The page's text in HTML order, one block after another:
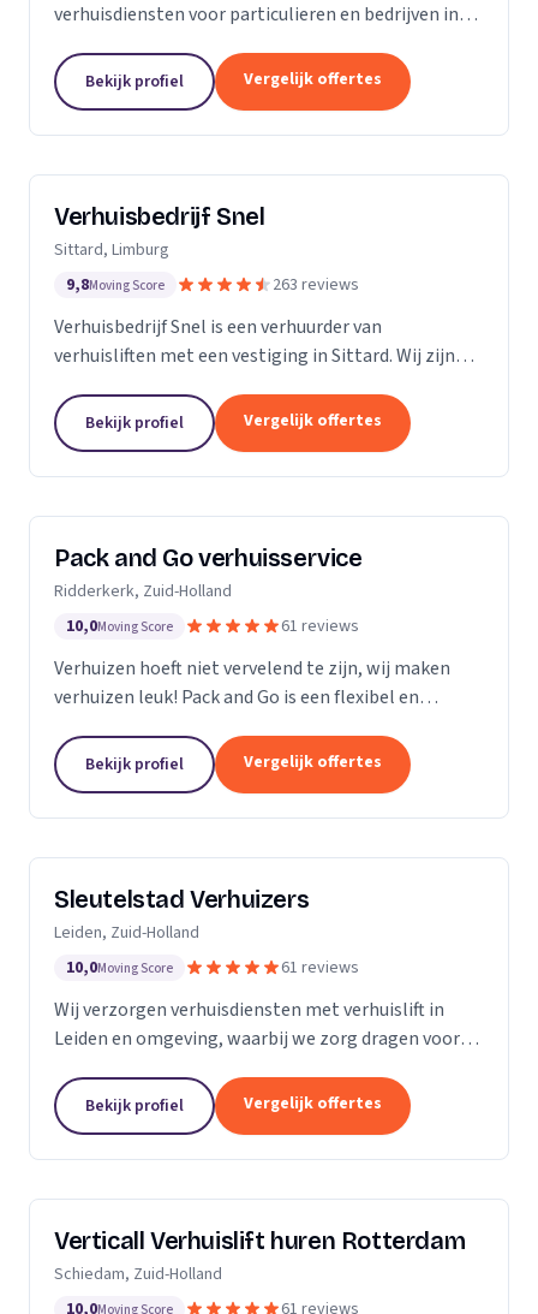
verhuisdiensten voor particulieren en bedrijven in
Bekijk profiel Vergelijk offertes
Verhuisbedrijf Snel
Sittard, Limburg
9,8Moving Score 263 reviews
Verhuisbedrijf Snel is een verhuurder van
verhuisliften met een vestiging in Sittard. Wij zijn
Bekijk profiel Vergelijk offertes
Pack and Go verhuisservice
Ridderkerk, Zuid-Holland
10,0Moving Score 61 reviews
Verhuizen hoeft niet vervelend te zijn, wij maken
verhuizen leuk! Pack and Go is een flexibel en
al uw verhuizingen. Met ons team van...
Bekijk profiel Vergelijk offertes
Sleutelstad Verhuizers
Leiden, Zuid-Holland
10,0Moving Score 61 reviews
Wij verzorgen verhuisdiensten met verhuislift in
Leiden en omgeving, waarbij we zorg dragen voor
Bekijk profiel Vergelijk offertes
Verticall Verhuislift huren Rotterdam
Schiedam, Zuid-Holland
10,0Moving Score 61 reviews